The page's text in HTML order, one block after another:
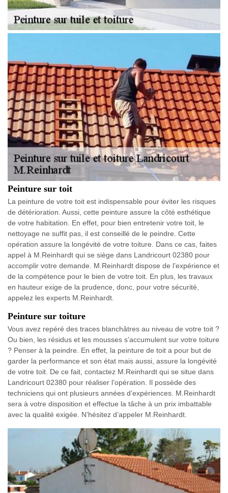
Peinture sur toit
La peinture de votre toit est indispensable pour éviter les risques
de détérioration. Aussi, cette peinture assure la côté esthétique
de votre habitation. En effet, pour bien entretenir votre toit, le
nettoyage ne suffit pas, il est conseillé de le peindre. Cette
opération assure la longévité de votre toiture. Dans ce cas, faites
appel à M.Reinhardt qui se siège dans Landricourt 02380 pour
accomplir votre demande. M.Reinhardt dispose de l’expérience et
de la compétence pour le bien de votre toit. En plus, les travaux
en hauteur exige de la prudence, donc, pour votre sécurité,
appelez les experts M.Reinhardt.
Peinture sur toiture
Vous avez repéré des traces blanchâtres au niveau de votre toit ?
Ou bien, les résidus et les mousses s’accumulent sur votre toiture
? Penser à la peindre. En effet, la peinture de toit a pour but de
garder la performance et son état mais aussi, assure la longévité
de votre toit. De ce fait, contactez M.Reinhardt qui se situe dans
Landricourt 02380 pour réaliser l’opération. Il possède des
techniciens qui ont plusieurs années d’expériences. M.Reinhardt
sera à votre disposition et effectue la tâche à un prix imbattable
avec la qualité exigée. N’hésitez d’appeler M.Reinhardt.